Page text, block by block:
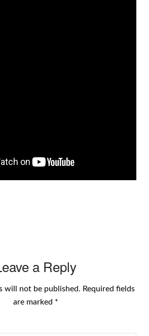
a Reply
will not be published. Required fields
are marked *